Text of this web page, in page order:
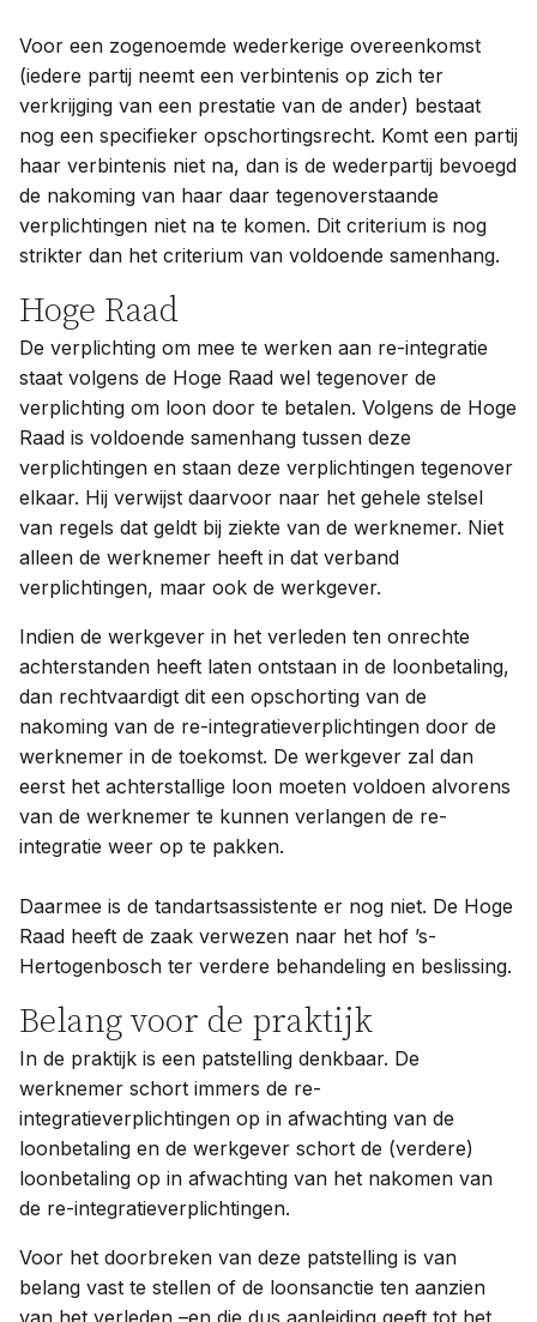
Voor een zogenoemde wederkerige overeenkomst
(iedere partij neemt een verbintenis op zich ter
verkrijging van een prestatie van de ander) bestaat
nog een specifieker opschortingsrecht. Komt een partij
haar verbintenis niet na, dan is de wederpartij bevoegd
de nakoming van haar daar tegenoverstaande
verplichtingen niet na te komen. Dit criterium is nog
strikter dan het criterium van voldoende samenhang.
Hoge Raad
De verplichting om mee te werken aan re-integratie
staat volgens de Hoge Raad wel tegenover de
verplichting om loon door te betalen. Volgens de Hoge
Raad is voldoende samenhang tussen deze
verplichtingen en staan deze verplichtingen tegenover
elkaar. Hij verwijst daarvoor naar het gehele stelsel
van regels dat geldt bij ziekte van de werknemer. Niet
alleen de werknemer heeft in dat verband
verplichtingen, maar ook de werkgever.
Indien de werkgever in het verleden ten onrechte
achterstanden heeft laten ontstaan in de loonbetaling,
dan rechtvaardigt dit een opschorting van de
nakoming van de re-integratieverplichtingen door de
werknemer in de toekomst. De werkgever zal dan
eerst het achterstallige loon moeten voldoen alvorens
van de werknemer te kunnen verlangen de re-
integratie weer op te pakken.
Daarmee is de tandartsassistente er nog niet. De Hoge
Raad heeft de zaak verwezen naar het hof ’s-
Hertogenbosch ter verdere behandeling en beslissing.
Belang voor de praktijk
In de praktijk is een patstelling denkbaar. De
werknemer schort immers de re-
integratieverplichtingen op in afwachting van de
loonbetaling en de werkgever schort de (verdere)
loonbetaling op in afwachting van het nakomen van
de re-integratieverplichtingen.
Voor het doorbreken van deze patstelling is van
belang vast te stellen of de loonsanctie ten aanzien
van het verleden –en die dus aanleiding geeft tot het